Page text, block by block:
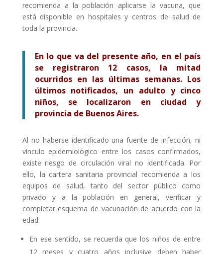
recomienda a la población aplicarse la vacuna, que
está disponible en hospitales y centros de salud de
toda la provincia.
En lo que va del presente año, en el país
se registraron 12 casos, la mitad
ocurridos en las últimas semanas. Los
últimos notificados, un adulto y cinco
niños, se localizaron en ciudad y
provincia de Buenos Aires.
Al no haberse identificado una fuente de infección, ni
vínculo epidemiológico entre los casos confirmados,
existe riesgo de circulación viral no identificada. Por
ello, la cartera sanitaria provincial recomienda a los
equipos de salud, tanto del sector público como
privado y a la población en general, verificar y
completar esquema de vacunación de acuerdo con la
edad.
En ese sentido, se recuerda que los niños de entre
12 meses y cuatro años inclusive deben haber